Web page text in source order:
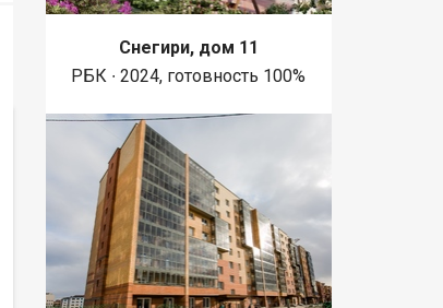
Снегири, дом 11
РБК ∙ 2024, готовность 100%